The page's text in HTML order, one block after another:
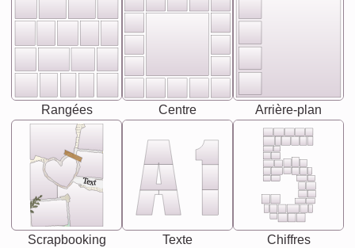
Rangées Centre Arrière-plan
Text
Scrapbooking Texte Chiffres